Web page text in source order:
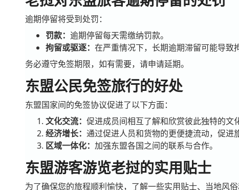
逾期停留将受到处罚：
罚款： 逾期停留每天需缴纳罚款。
拘留或驱逐： 在严重情况下，长期逾期滞留可能导致
务必遵守免签期限，如有需要，请申请延期。
东盟公民免签旅行的好处
东盟国家间的免签协议促进了以下方面：
文化交流： 促进成员间相互了解和欣赏彼此独特的文
经济增长： 通过促进人员和货物的更便捷流动，促进
区域一体化： 加强东盟各国之间的联系与合作。
东盟游客游览老挝的实用贴士
为了确保您的旅程顺利愉快，了解一些实用贴士、当地风